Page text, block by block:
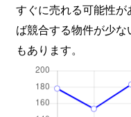
すぐに売れる可能性
ば競合する物件が少
もあります。